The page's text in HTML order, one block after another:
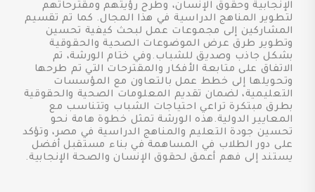
الإنجابية وحقوق الإنسان، وطرح رؤيتهم ومقترحاتهم
لتطوير المناهج الدراسية في هذا المجال. كما تم تقسيم
المشاركين إلى مجموعات عمل لبحث كيفية تحسين
وتطوير طرق عرض الموضوعات الصحية والحقوقية
بشكل جاذب وصديق للشباب.وفي ختام الورشة، تم
الاتفاق على متابعة الأفكار والمقترحات التي تم طرحها
وتحويلها إلى خطط عمل بالتعاون مع المؤسسات
التعليمية، لضمان تقديم المعلومات الصحية والحقوقية
بطرق مبتكرة تراعي احتياجات الشباب وتتناسب مع
المعايير الدولية.هذه الورشة تمثل خطوة هامة نحو
تحسين جودة التعليم والمناهج الدراسية في مصر، وتؤكد
على دور الطلاب في المساهمة في بناء مستقبل أفضل
يستند إلى فهم أعمق لحقوق الإنسان والصحة الإنجابية.